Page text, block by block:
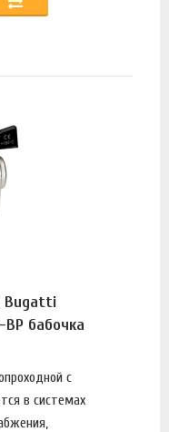
Bugatti
ВР бабочка
с
в системах